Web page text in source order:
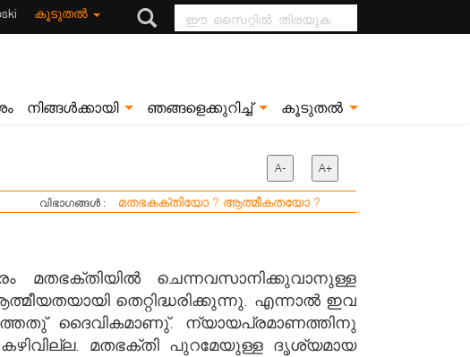
കൂടുതൽ
ഈ സൈറ്റിൽ
തിരയുക
നിങ്ങൾക്കായി ഞങ്ങളെക്കുറിച്ച് കൂടുതൽ
A- A+
വിഭാഗങ്ങൾ : മതഭകക്തിയോ ? ആത്മീകതയോ ?
മതഭക്തിയില്‍ ചെന്നവസാനിക്കുവാനുള്ള
തെറ്റിദ്ധരിക്കുന്നു. എന്നാല്‍ ഇവ
ദൈവികമാണു്. ന്യായപ്രമാണത്തിനു
മതഭക്തി പുറമേയുള്ള ദൃശ്യമായ